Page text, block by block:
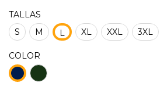
TALLAS
S
M L XL XXL 3XL
COLOR
98
Marino
48
kaky